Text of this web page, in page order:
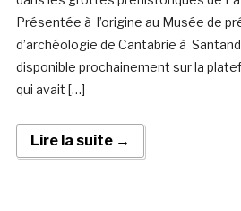
Présentée à l’origine au Musée de
d’archéologie de Cantabrie à
disponible prochainement sur la
qui avait […]
Lire la suite →